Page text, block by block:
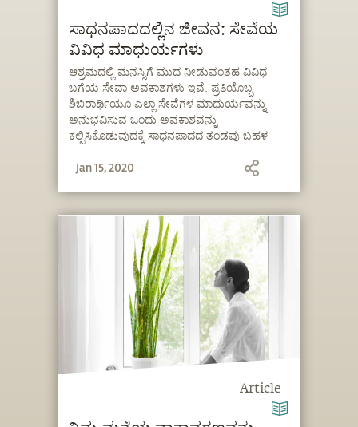
ಸಾಧನಪಾದದಲ್ಲಿನ ಜೀವನ: ಸೇವೆಯ
ವಿವಿಧ ಮಾಧುರ್ಯಗಳು
ಆಶ್ರಮದಲ್ಲಿ ಮನಸ್ಸಿಗೆ ಮುದ ನೀಡುವಂತಹ ವಿವಿಧ
ಬಗೆಯ ಸೇವಾ ಅವಕಾಶಗಳು ಇವೆ. ಪ್ರತಿಯೊಬ್ಬ
ಶಿಬಿರಾರ್ಥಿಯೂ ಎಲ್ಲಾ ಸೇವೆಗಳ ಮಾಧುರ್ಯವನ್ನು
ಅನುಭವಿಸುವ ಒಂದು ಅವಕಾಶವನ್ನು
ಕಲ್ಪಿಸಿಕೊಡುವುದಕ್ಕೆ ಸಾಧನಪಾದದ ತಂಡವು ಬಹಳ
Jan 15, 2020
Article